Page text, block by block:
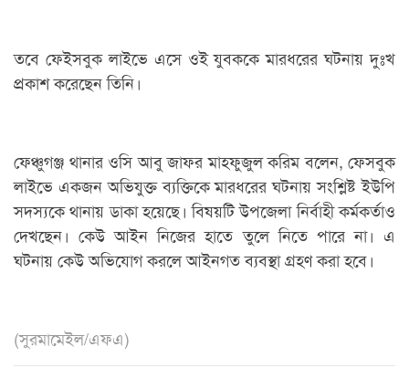
তবে ফেইসবুক লাইভে এসে ওই যুবককে মারধরের ঘটনায় দুঃখ
প্রকাশ করেছেন তিনি।
ফেঞ্চুগঞ্জ থানার ওসি আবু জাফর মাহফুজুল করিম বলেন, ফেসবুক
লাইভে একজন অভিযুক্ত ব্যক্তিকে মারধরের ঘটনায় সংশ্লিষ্ট ইউপি
সদস্যকে থানায় ডাকা হয়েছে। বিষয়টি উপজেলা নির্বাহী কর্মকর্তাও
দেখছেন। কেউ আইন নিজের হাতে তুলে নিতে পারে না। এ
ঘটনায় কেউ অভিযোগ করলে আইনগত ব্যবস্থা গ্রহণ করা হবে।
(সুরমামেইল/এফএ)